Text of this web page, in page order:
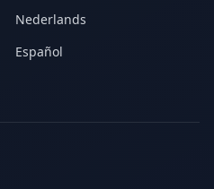
Nederlands
Español